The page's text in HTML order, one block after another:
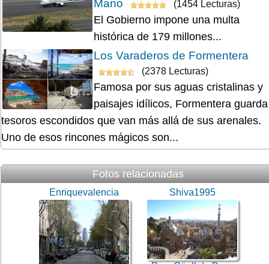
Mano
(1454 Lecturas)
El Gobierno impone una multa
histórica de 179 millones...
Los Varaderos de Formentera
(2378 Lecturas)
Famosa por sus aguas cristalinas y
paisajes idílicos, Formentera guarda
tesoros escondidos que van más allá de sus arenales.
Uno de esos rincones mágicos son...
Fotos relacionadas
Enriquevalencia Shiva1995